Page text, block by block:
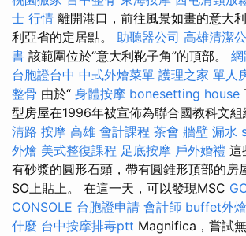
士 行情 離開港口，前往風景如畫的意大
利亞省的定居點。 助聽器公司 高雄清潔
書 該範圍位於“意大利靴子角”的頂部。
台胞證台中 中式外燴菜單 護理之家 單人
整骨 由於“ 身體按摩 bonesetting house
型房屋在1996年被宣佈為聯合國教科文組
清路 按摩 高雄 會計課程 茶會 牆壁 漏水
外燴 美式整復課程 足底按摩 戶外婚禮 這
有砂漿的圓形石頭，帶有圓錐形頂部的房
SO上貼上。 在這一天，可以發現MSC
CONSOLE 台胞證申請 會計師 buffet外
什麼 台中按摩排毒ptt Magnifica，嘗試